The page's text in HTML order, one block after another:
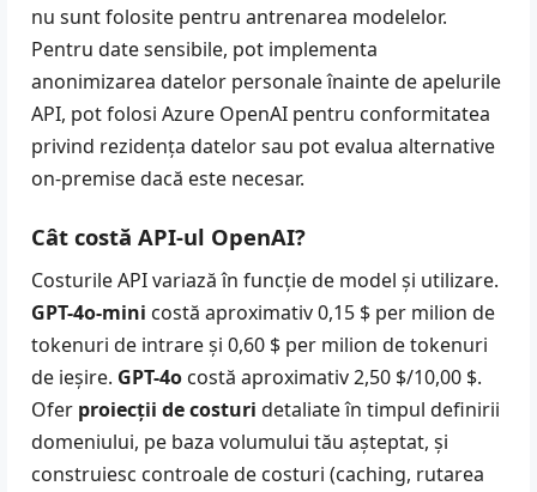
nu sunt folosite pentru antrenarea modelelor.
Pentru date sensibile, pot implementa
anonimizarea datelor personale înainte de apelurile
API, pot folosi Azure OpenAI pentru conformitatea
privind rezidența datelor sau pot evalua alternative
on-premise dacă este necesar.
Cât costă API-ul OpenAI?
Costurile API variază în funcție de model și utilizare.
GPT-4o-mini costă aproximativ 0,15 $ per milion de
tokenuri de intrare și 0,60 $ per milion de tokenuri
de ieșire. GPT-4o costă aproximativ 2,50 $/10,00 $.
Ofer proiecții de costuri detaliate în timpul definirii
domeniului, pe baza volumului tău așteptat, și
construiesc controale de costuri (caching, rutarea